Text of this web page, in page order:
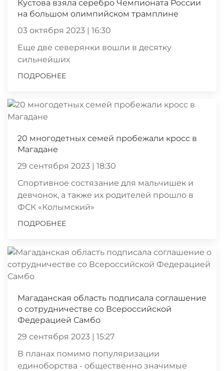
Кустова взяла серебро Чемпионата России
на большом олимпийском трамплине
03 октября 2023 | 16:30
Еще две северянки вошли в десятку
сильнейших
ПОДРОБНЕЕ
20 многодетных семей пробежали кросс в
Магадане
29 сентября 2023 | 18:30
Спортивное состязание для мальчишек и
девчонок, а также их родителей прошло в
ФСК «Колымский»
ПОДРОБНЕЕ
Магаданская область подписала соглашение
о сотрудничестве со Всероссийской
Федерацией Самбо
29 сентября 2023 | 15:27
В планах помимо популяризации
единоборства - общественно значимые